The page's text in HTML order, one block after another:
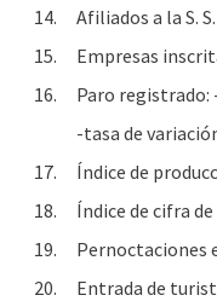
14.
Afiliados a la S.
15.
Empresas
16.
Paro registrado:
-tasa de
17.
Índice de
18.
Índice de cifra
19.
Pernoctaciones
20.
Entrada de